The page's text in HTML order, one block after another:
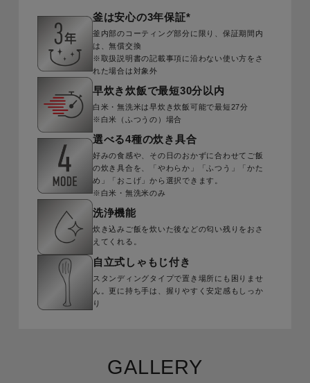
釜は安心の3年保証*
釜内部のコーティング部分に限り、保証期間内
は、無償交換
※取扱説明書の記載事項に沿わない使い方をさ
れた場合は対象外
早炊き炊飯で最短30分以内
白米・無洗米は早炊き炊飯可能で最短27分
※白米（ふつうの）場合
選べる4種の炊き具合
好みの食感や、その日のおかずに合わせてご飯
の炊き具合を、「やわらか」「ふつう」「かた
め」「おこげ」から選択できます。
※白米・無洗米のみ
洗浄機能
炊き込みご飯を炊いた後などの匂い残りをおさ
えてくれる。
自立式しゃもじ付き
スタンディングタイプで置き場所にも困りませ
ん。更に持ち手は、握りやすく安定感もしっか
り
GALLERY